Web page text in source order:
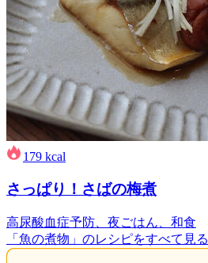
179 kcal
さっぱり！さばの梅煮
高尿酸血症予防、夜ごはん、和食
「魚の煮物」のレシピをすべて見る